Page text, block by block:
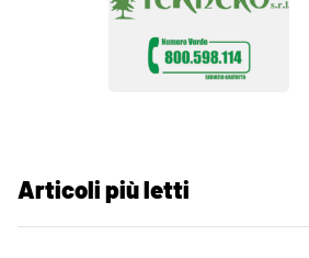
Articoli più letti